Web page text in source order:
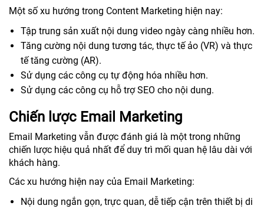
Một số xu hướng trong Content Marketing hiện nay:
Tập trung sản xuất nội dung video ngày càng nhiều hơn.
Tăng cường nội dung tương tác, thực tế ảo (VR) và thực
tế tăng cường (AR).
Sử dụng các công cụ tự động hóa nhiều hơn.
Sử dụng các công cụ hỗ trợ SEO cho nội dung.
Chiến lược Email Marketing
Email Marketing vẫn được đánh giá là một trong những
chiến lược hiệu quả nhất để duy trì mối quan hệ lâu dài với
khách hàng.
Các xu hướng hiện nay của Email Marketing:
Nội dung ngắn gọn, trực quan, dễ tiếp cận trên thiết bị di